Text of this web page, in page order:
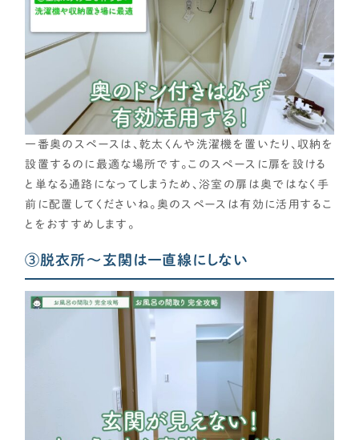
一番奥のスペースは、乾太くんや洗濯機を置いたり、収納を
設置するのに最適な場所です。このスペースに扉を設ける
と単なる通路になってしまうため、浴室の扉は奥ではなく手
前に配置してくださいね。奥のスペースは有効に活用するこ
とをおすすめします。
③脱衣所～玄関は一直線にしない